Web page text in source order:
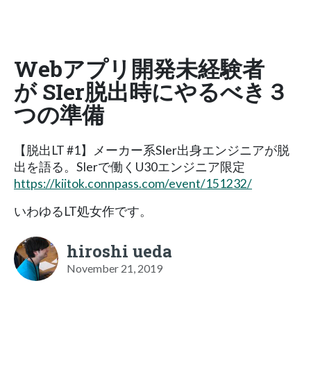
Webアプリ開発未経験者
が SIer脱出時にやるべき３
つの準備
【脱出LT #1】メーカー系SIer出身エンジニアが脱
出を語る。SIerで働くU30エンジニア限定
https://kiitok.connpass.com/event/151232/
いわゆるLT処女作です。
hiroshi ueda
November 21, 2019